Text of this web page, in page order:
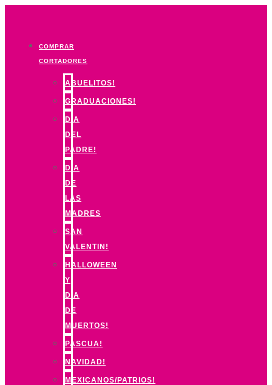
COMPRAR
CORTADORES
ABUELITOS!
GRADUACIONES!
DIA
DEL
PADRE!
DIA
DE
LAS
MADRES
SAN
VALENTIN!
HALLOWEEN
Y
DIA
DE
MUERTOS!
PASCUA!
NAVIDAD!
MEXICANOS/PATRIOS!